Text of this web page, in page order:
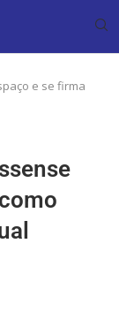
e se firma